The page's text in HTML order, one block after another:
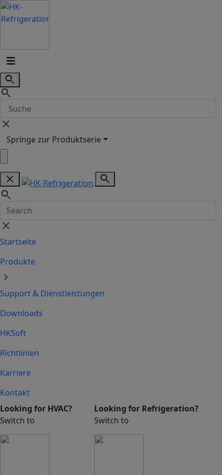
search
search
close
Springe zur Produktserie
close
search
search
close
Startseite
Produkte
chevron_right
Support & Dienstleistungen
Downloads
HKSoft
Richtlinien
Karriere
Kontakt
Looking for HVAC?
Switch to
Looking for Refrigeration?
Switch to